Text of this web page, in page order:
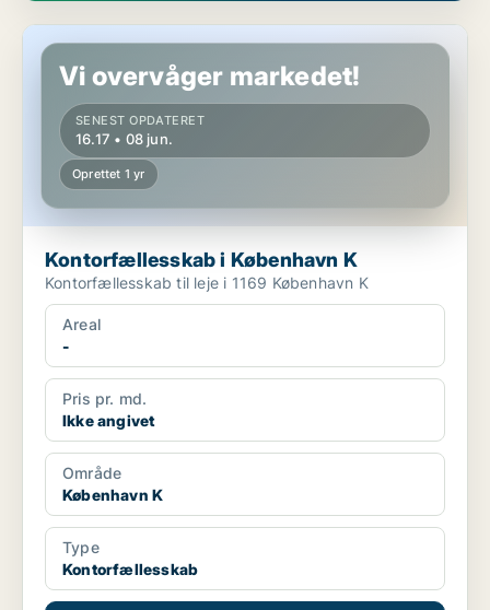
Kontorfællesskab i København K
Vi overvåger markedet!
SENEST OPDATERET
16.17 • 08 jun.
Oprettet 1 yr
Kontorfællesskab i København K
Kontorfællesskab til leje i 1169 København K
Areal
-
Pris pr. md.
Ikke angivet
Område
København K
Type
Kontorfællesskab